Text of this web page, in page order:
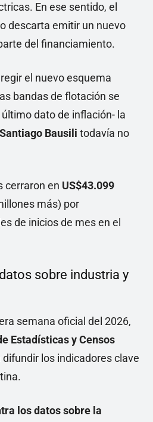
En ese sentido, el
descarta emitir un nuevo
del financiamiento.
el nuevo esquema
bandas de flotación se
dato de inflación- la
Santiago Bausili todavía no
cerraron en US$43.099
más) por
de inicios de mes en el
sobre industria y
semana oficial del 2026,
Estadísticas y Censos
difundir los indicadores clave
los datos sobre la